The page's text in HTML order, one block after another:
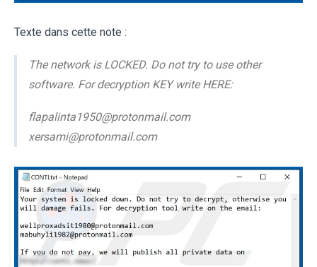
Texte dans cette note :
The network is LOCKED. Do not try to use other
software. For decryption KEY write HERE:
flapalinta1950@protonmail.com
xersami@protonmail.com